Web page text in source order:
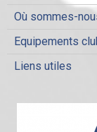
Où sommes-
Equipements
Liens utiles